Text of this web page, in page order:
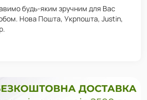
будь-яким зручним для Вас
Нова Пошта, Укрпошта, Justin,